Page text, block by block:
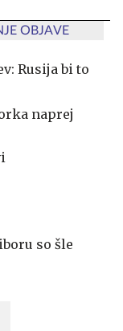
OBJAVE
Rusija bi to
naprej
so šle